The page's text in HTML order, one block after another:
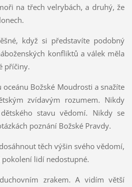
na třech velrybách, a druhý, že
když si představíte podobný
konfliktů a válek měla
příčiny.
oceánu Božské Moudrosti a snažíte
zvídavým rozumem. Nikdy
stavu vědomí. Nikdy se
poznání Božské Pravdy.
těch výšin svého vědomí,
lidí nedostupné.
zrakem. A vidím větší